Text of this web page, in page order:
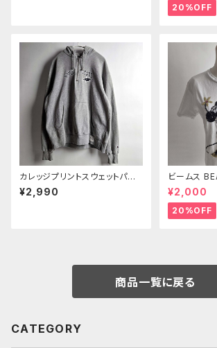
バー PREP
ー
20%OFF
カレッジプリントスウェットパー
カー チャンピオン Champion×
FIELDHOUSEコラボ MONTA
¥2,990
ビームス
sney SEA
ンコールミ
S ホワイト
¥2,000
20%OFF
商品一覧に戻る
CATEGORY